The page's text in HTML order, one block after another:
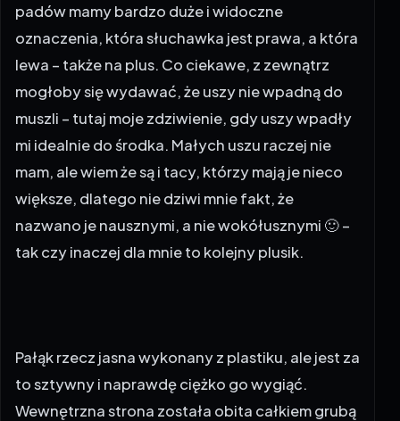
padów mamy bardzo duże i widoczne
oznaczenia, która słuchawka jest prawa, a która
lewa – także na plus. Co ciekawe, z zewnątrz
mogłoby się wydawać, że uszy nie wpadną do
muszli – tutaj moje zdziwienie, gdy uszy wpadły
mi idealnie do środka. Małych uszu raczej nie
mam, ale wiem że są i tacy, którzy mają je nieco
większe, dlatego nie dziwi mnie fakt, że
nazwano je nausznymi, a nie wokółusznymi 🙂 –
tak czy inaczej dla mnie to kolejny plusik.
Pałąk rzecz jasna wykonany z plastiku, ale jest za
to sztywny i naprawdę ciężko go wygiąć.
Wewnętrzna strona została obita całkiem grubą